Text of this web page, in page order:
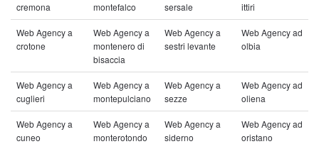
cremona
montefalco
sersale
ittiri
Web Agency a
crotone
Web Agency a
montenero di
bisaccia
Web Agency a
sestri levante
Web Agency ad
olbia
Web Agency a
cuglieri
Web Agency a
montepulciano
Web Agency a
sezze
Web Agency ad
oliena
Web Agency a
cuneo
Web Agency a
monterotondo
Web Agency a
siderno
Web Agency ad
oristano